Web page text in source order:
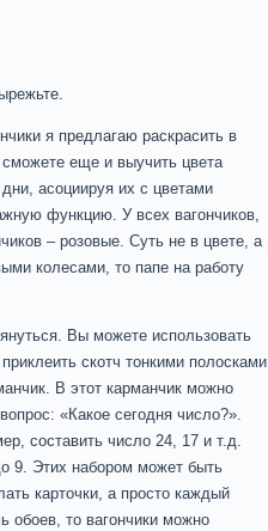
я предлагаю раскрасить в
еще и выучить цвета
асоциируя их с цветами
функцию. У всех вагончиков,
– розовые. Суть не в цвете, а
колесами, то папе на работу
Вы можете использовать
скотч тонкими полосками
В этот карманчик можно
«Какое сегодня число?».
составить число 24, 17 и т.д.
9. Этих набором может быть
карточки, а просто каждый
обоев, то вагончики можно